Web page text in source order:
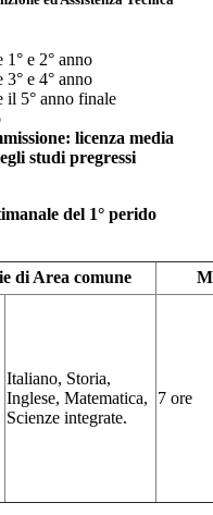
1° e 2° anno
3° e 4° anno
il 5° anno finale
licenza media
studi pregressi
del 1° perido
di Area comune
Italiano, Storia,
Inglese, Matematica,
Scienze integrate.
7 ore